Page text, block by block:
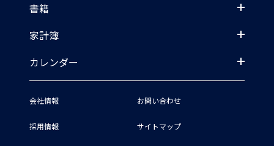
書籍
家計簿
カレンダー
会社情報
採用情報
お問い合わせ
サイトマップ